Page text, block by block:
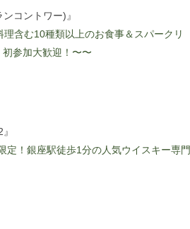
コントワー)』
含む10種類以上のお食事＆スパークリ
参加大歓迎！〜〜
定！銀座駅徒歩1分の人気ウイスキー専門